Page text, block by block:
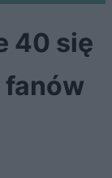
40 się
fanów